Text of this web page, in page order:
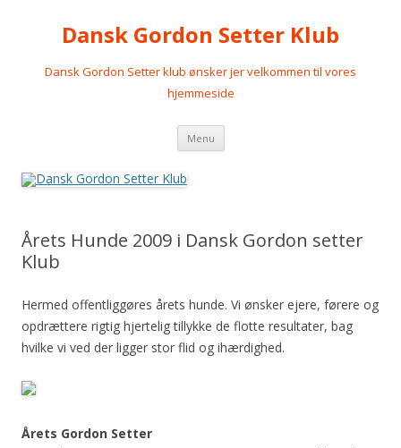
Dansk Gordon Setter Klub
Dansk Gordon Setter klub ønsker jer velkommen til vores
hjemmeside
Menu Videre
indhold
Årets Hunde 2009 i Dansk Gordon setter
Klub
Hermed offentliggøres årets hunde. Vi ønsker ejere, førere og
opdrættere rigtig hjertelig tillykke de flotte resultater, bag
hvilke vi ved der ligger stor flid og ihærdighed.
Årets Gordon Setter